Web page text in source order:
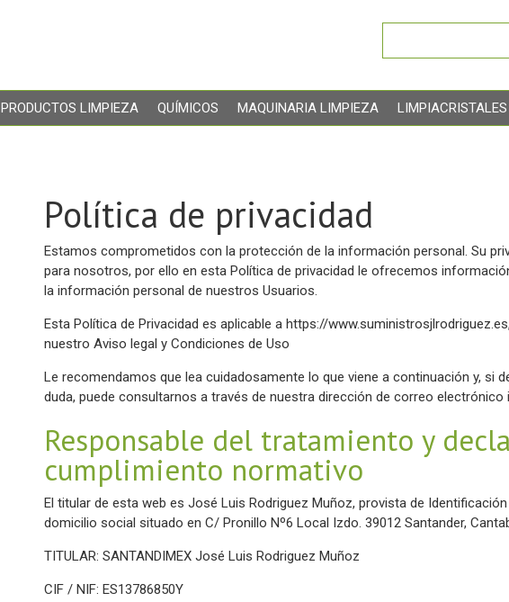
PRODUCTOS LIMPIEZA QUÍMICOS MAQUINARIA LIMPIEZA LIMPIACRISTALES
Política de privacidad
Estamos comprometidos con la protección de la información personal. Su
para nosotros, por ello en esta Política de privacidad le ofrecemos
la información personal de nuestros Usuarios.
Esta Política de Privacidad es aplicable ahttps://www.suministrosjlrodriguez.es
nuestro Aviso legal y Condiciones de Uso
Le recomendamos que lea cuidadosamente lo que viene a continuación y, si
duda, puede consultarnos a través de nuestra dirección de correo electrónico
Responsable del tratamiento y
cumplimiento normativo
El titular de esta web es José Luis Rodriguez Muñoz, provista de
domicilio social situado en C/ Pronillo Nº6 Local Izdo. 39012 Santander,
TITULAR: SANTANDIMEX José Luis Rodriguez Muñoz
CIF / NIF: ES13786850Y